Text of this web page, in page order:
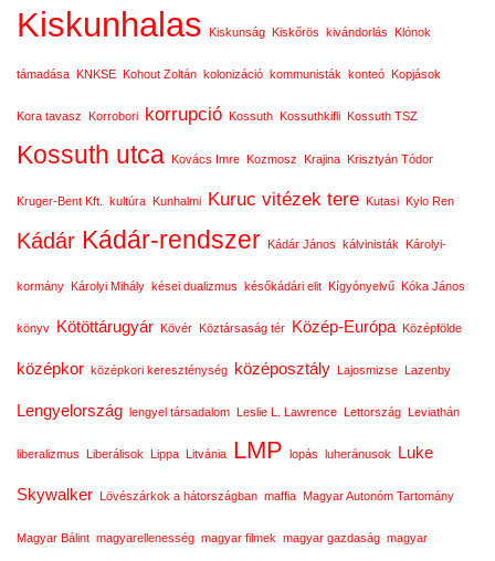
Kiskunhalas Kiskunság Kiskőrös kivándorlás Klónok
támadása KNKSE Kohout Zoltán kolonizáció kommunisták konteó Kopjások
Kora tavasz Korrobori korrupció Kossuth Kossuthkifli Kossuth TSZ
Kossuth utca Kovács Imre Kozmosz Krajina Krisztyán Tódor
Kruger-Bent Kft. kultúra Kunhalmi Kuruc vitézek tere Kutasi Kylo Ren
Kádár Kádár-rendszer Kádár János kálvinisták Károlyi-
kormány Károlyi Mihály kései dualizmus későkádári elit Kígyónyelvű Kóka János
könyv Kötöttárugyár Kövér Köztársaság tér Közép-Európa Középfölde
középkor középkori kereszténység középosztály Lajosmizse Lazenby
Lengyelország lengyel társadalom Leslie L. Lawrence Lettország Leviathán
liberalizmus Liberálisok Lippa Litvánia LMP lopás luheránusok Luke
Skywalker Lövészárkok a hátországban maffia Magyar Autonóm Tartomány
Magyar Bálint magyarellenesség magyar filmek magyar gazdaság magyar